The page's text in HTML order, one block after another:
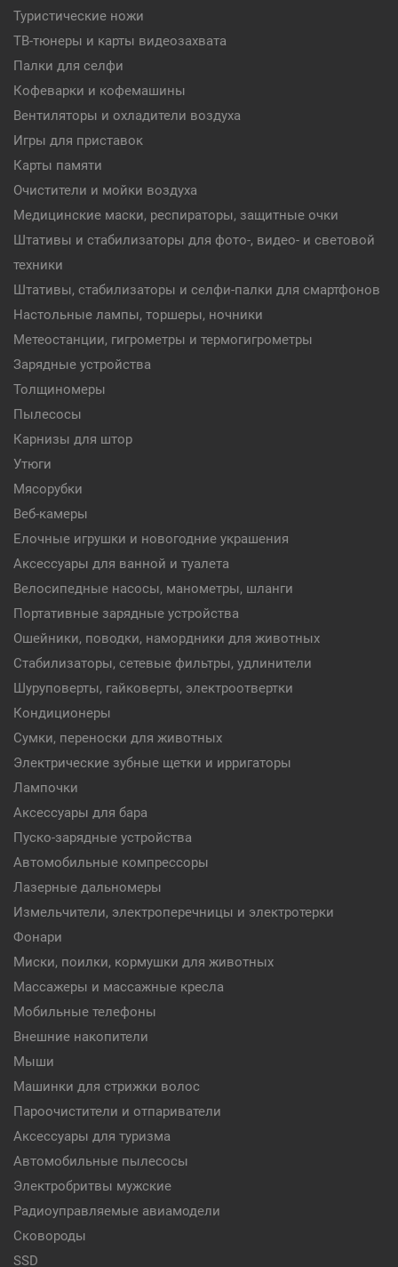
Туристические ножи
ТВ-тюнеры и карты видеозахвата
Палки для селфи
Кофеварки и кофемашины
Вентиляторы и охладители воздуха
Игры для приставок
Карты памяти
Очистители и мойки воздуха
Медицинские маски, респираторы, защитные очки
Штативы и стабилизаторы для фото-, видео- и световой
техники
Штативы, стабилизаторы и селфи-палки для смартфонов
Настольные лампы, торшеры, ночники
Метеостанции, гигрометры и термогигрометры
Зарядные устройства
Толщиномеры
Пылесосы
Карнизы для штор
Утюги
Мясорубки
Веб-камеры
Елочные игрушки и новогодние украшения
Аксессуары для ванной и туалета
Велосипедные насосы, манометры, шланги
Портативные зарядные устройства
Ошейники, поводки, намордники для животных
Стабилизаторы, сетевые фильтры, удлинители
Шуруповерты, гайковерты, электроотвертки
Кондиционеры
Сумки, переноски для животных
Электрические зубные щетки и ирригаторы
Лампочки
Аксессуары для бара
Пуско-зарядные устройства
Автомобильные компрессоры
Лазерные дальномеры
Измельчители, электроперечницы и электротерки
Фонари
Миски, поилки, кормушки для животных
Массажеры и массажные кресла
Мобильные телефоны
Внешние накопители
Мыши
Машинки для стрижки волос
Пароочистители и отпариватели
Аксессуары для туризма
Автомобильные пылесосы
Электробритвы мужские
Радиоуправляемые авиамодели
Сковороды
SSD